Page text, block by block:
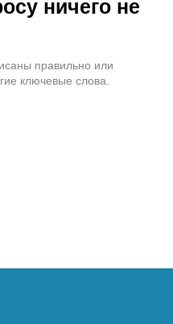
ничего не
правильно или
ключевые слова.